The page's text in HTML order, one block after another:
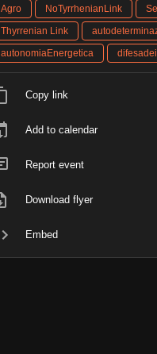
Agro NoTyrrhenianLink
Thyrrenian Link
autonomiaEnergetica
Copy link
Add to calendar
Report event
Download flyer
Embed